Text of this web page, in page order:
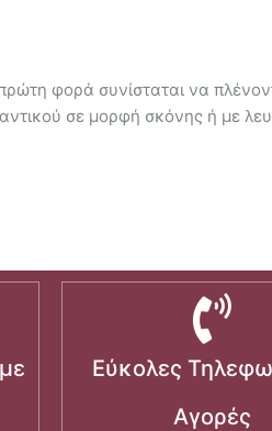
φορά συνίσταται να
σε μορφή σκόνης ή με
Εύκολες
Αγορές